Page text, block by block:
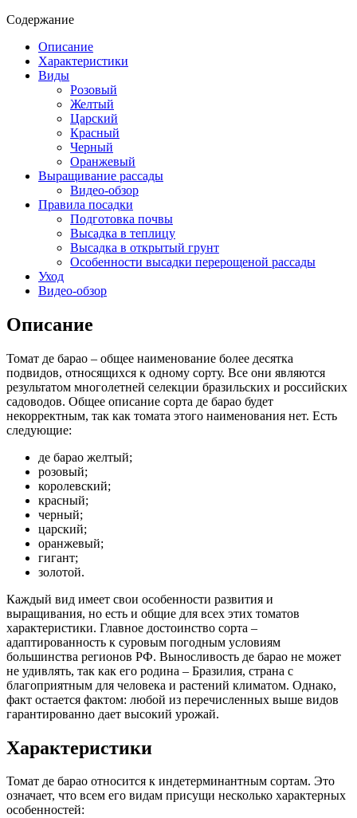
Содержание
Описание
Характеристики
Виды
Розовый
Желтый
Царский
Красный
Черный
Оранжевый
Выращивание рассады
Видео-обзор
Правила посадки
Подготовка почвы
Высадка в теплицу
Высадка в открытый грунт
Особенности высадки перерощеной рассады
Уход
Видео-обзор
Описание
Томат де барао – общее наименование более десятка
подвидов, относящихся к одному сорту. Все они являются
результатом многолетней селекции бразильских и российских
садоводов. Общее описание сорта де барао будет
некорректным, так как томата этого наименования нет. Есть
следующие:
де барао желтый;
розовый;
королевский;
красный;
черный;
царский;
оранжевый;
гигант;
золотой.
Каждый вид имеет свои особенности развития и
выращивания, но есть и общие для всех этих томатов
характеристики. Главное достоинство сорта –
адаптированность к суровым погодным условиям
большинства регионов РФ. Выносливость де барао не может
не удивлять, так как его родина – Бразилия, страна с
благоприятным для человека и растений климатом. Однако,
факт остается фактом: любой из перечисленных выше видов
гарантированно дает высокий урожай.
Характеристики
Томат де барао относится к индетерминантным сортам. Это
означает, что всем его видам присущи несколько характерных
особенностей: